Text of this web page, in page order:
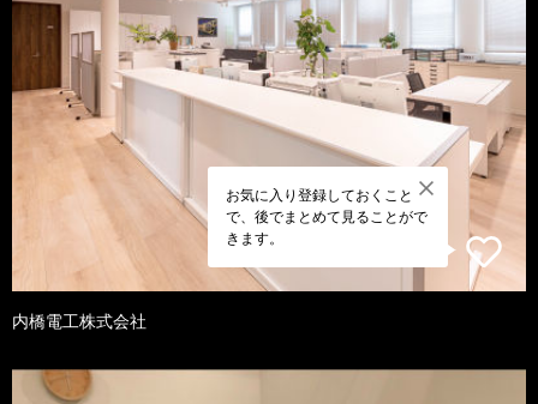
お気に入り登録しておくこと
で、後でまとめて見ることがで
きます。
内橋電工株式会社